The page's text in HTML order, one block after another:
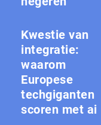
Kwestie van
integratie:
waarom
Europese
techgiganten
scoren met ai